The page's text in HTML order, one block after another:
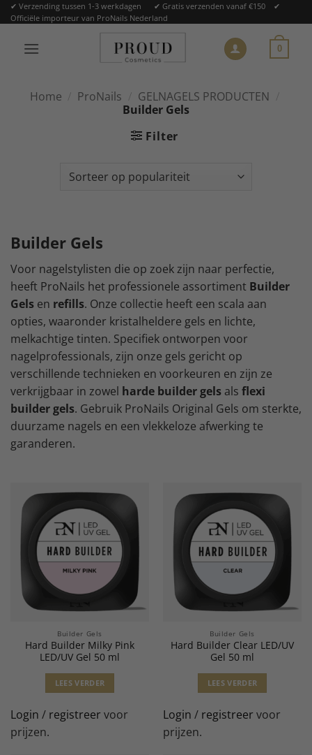
Ga
naar
inhoud
✔ Verzending tussen 1-3 werkdagen ✔ Gratis verzenden vanaf €150 ✔
Officiële importeur van ProNails Nederland
0
Home / ProNails / GELNAGELS PRODUCTEN /
Builder Gels
Filter
Builder Gels
Voor nagelstylisten die op zoek zijn naar perfectie,
heeft ProNails het professionele assortiment Builder
Gels en refills. Onze collectie heeft een scala aan
opties, waaronder kristalheldere gels en lichte,
melkachtige tinten. Specifiek ontworpen voor
nagelprofessionals, zijn onze gels gericht op
verschillende technieken en voorkeuren en zijn ze
verkrijgbaar in zowel harde builder gels als flexi
builder gels. Gebruik ProNails Original Gels om sterkte,
duurzame nagels en een vlekkeloze afwerking te
garanderen.
Builder Gels
Hard Builder Milky Pink
LED/UV Gel 50 ml
LEES VERDER
Login / registreer voor
prijzen.
Builder Gels
Hard Builder Clear LED/UV
Gel 50 ml
LEES VERDER
Login / registreer voor
prijzen.